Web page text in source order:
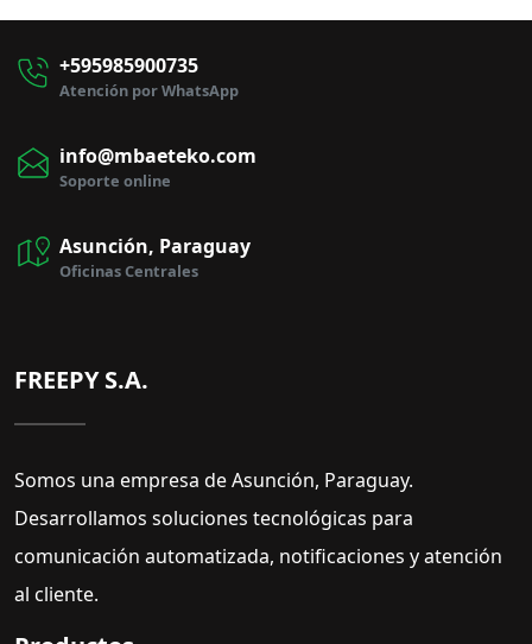
+595985900735
Atención por WhatsApp
info@mbaeteko.com
Soporte online
Asunción, Paraguay
Oficinas Centrales
FREEPY S.A.
Somos una empresa de Asunción, Paraguay.
Desarrollamos soluciones tecnológicas para
comunicación automatizada, notificaciones y atención
al cliente.